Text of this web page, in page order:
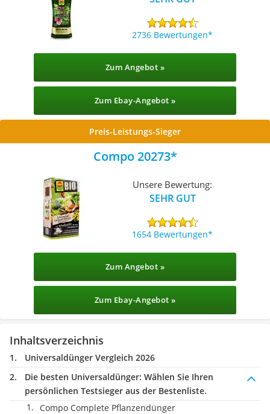
2736 Bewertungen
Zum Angebot »
Zum Ebay-Angebot »
Preis-Leistungs-Sieger
Compo 20273
Unsere Bewertung:
SEHR GUT
1654 Bewertungen
Zum Angebot »
Zum Ebay-Angebot »
Inhaltsverzeichnis
Universaldünger Vergleich 2026
Die besten Universaldünger: Wählen Sie Ihren
persönlichen Testsieger aus der Bestenliste.
Compo Complete Pflanzendünger